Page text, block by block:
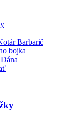
Barbarič
bojka